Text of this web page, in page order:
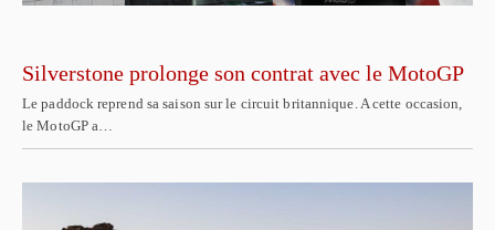
Silverstone prolonge son contrat avec le MotoGP
Le paddock reprend sa saison sur le circuit britannique. A cette occasion,
le MotoGP a…